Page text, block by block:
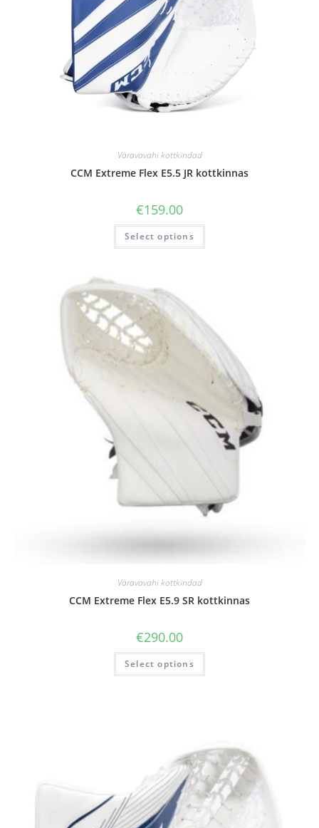
Väravavahi kottkindad
CCM Extreme Flex E5.5 JR kottkinnas
€159.00
Select options
Väravavahi kottkindad
CCM Extreme Flex E5.9 SR kottkinnas
€290.00
Select options